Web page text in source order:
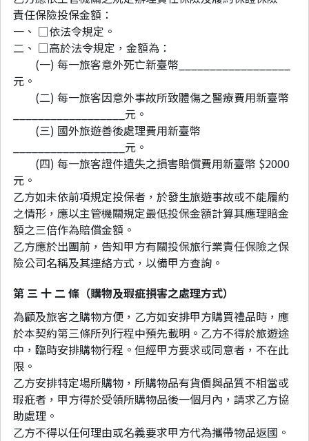
責任保險投保金額：
一、 □依法令規定。
二、 □高於法令規定，金額為：
(一) 每一旅客意外死亡新臺幣__________________
元。
(二) 每一旅客因意外事故所致體傷之醫療費用新臺幣
__________________元。
(三) 國外旅遊善後處理費用新臺幣
__________________元。
(四) 每一旅客證件遺失之損害賠償費用新臺幣 $2000
元。
乙方如未依前項規定投保者，於發生旅遊事故或不能履約
之情形，應以主管機關規定最低投保金額計算其應理賠金
額之三倍作為賠償金額。
乙方應於出團前，告知甲方有關投保旅行業責任保險之保
險公司名稱及其連絡方式，以備甲方查詢。
第 三 十 二 條（購物及瑕疵損害之處理方式）
為顧及旅客之購物方便，乙方如安排甲方購買禮品時，應
於本契約第三條所列行程中預先載明。乙方不得於旅遊途
中，臨時安排購物行程。但經甲方要求或同意者，不在此
限。
乙方安排特定場所購物，所購物品有貨價與品質不相當或
瑕疪者，甲方得於受領所購物品後一個月內，請求乙方協
助處理。
乙方不得以任何理由或名義要求甲方代為攜帶物品返國。